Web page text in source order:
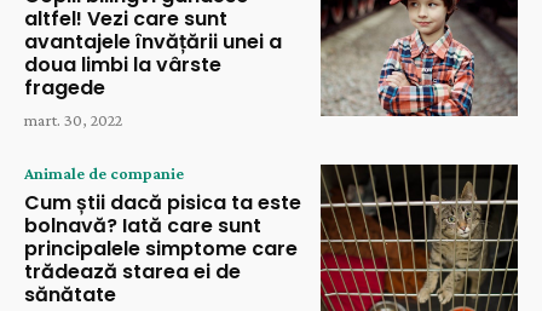
altfel! Vezi care sunt
avantajele învățării unei a
doua limbi la vârste
fragede
mart. 30, 2022
Animale de companie
Cum știi dacă pisica ta este
bolnavă? Iată care sunt
principalele simptome care
trădează starea ei de
sănătate